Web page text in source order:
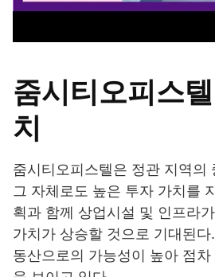
줌시티오피스
치
줌시티오피스텔은 정관 지역의
그 자체로도 높은 투자 가치를
획과 함께 상업시설 및 인프라
가치가 상승할 것으로 기대된
동산으로의 가능성이 높아 점